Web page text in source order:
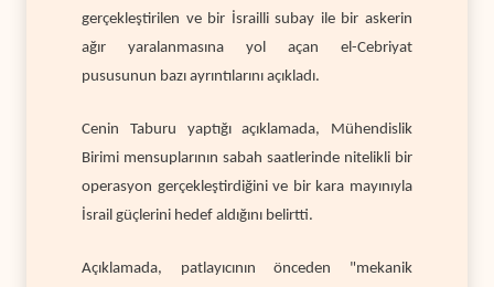
gerçekleştirilen ve bir İsrailli subay ile bir askerin
ağır yaralanmasına yol açan el-Cebriyat
pususunun bazı ayrıntılarını açıkladı.
Cenin Taburu yaptığı açıklamada, Mühendislik
Birimi mensuplarının sabah saatlerinde nitelikli bir
operasyon gerçekleştirdiğini ve bir kara mayınıyla
İsrail güçlerini hedef aldığını belirtti.
Açıklamada, patlayıcının önceden "mekanik